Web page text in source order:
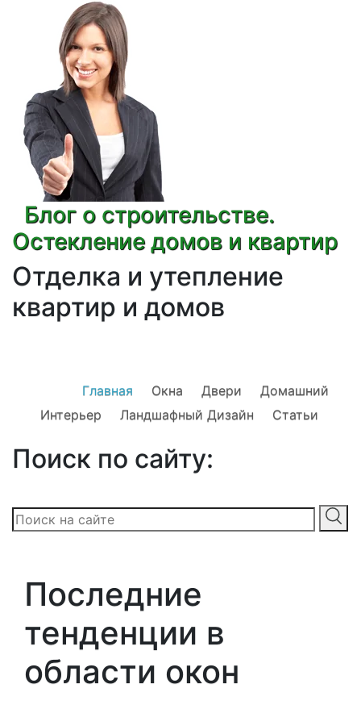
Блог о строительстве.
Остекление домов и квартир
Отделка и утепление
квартир и домов
Главная Окна Двери
Домашний
Интерьер
Ландшафный Дизайн Статьи
Поиск по сайту:
Последние
тенденции в
области окон